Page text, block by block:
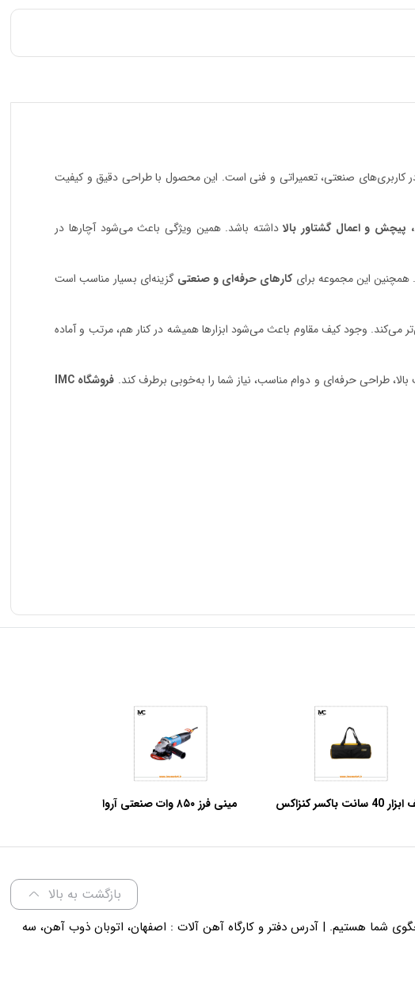
کاربری‌های صنعتی، تعمیراتی و فنی است. این محصول با طراحی دقیق و کیفیت
و اعمال گشتاور بالاداشته باشد. همین ویژگی باعث می‌شود آچارها در
همچنین این مجموعه برایکارهای حرفه‌ای و صنعتی گزینه‌ای بسیار مناسب است
می‌کند. وجود کیف مقاوم باعث می‌شود ابزارها همیشه در کنار هم، مرتب و آماده
طراحی حرفه‌ای و دوام مناسب، نیاز شما را به‌خوبی برطرف کند.
فروشگاه IMC
کيف ابزار 40 سانت باکسر کنزاکس
مینی فرز ۸۵۰ وات صنعتی آروا
بازگشت به بالا
هفته، ساعت 10 الی 18 پاسخگوی شما هستیم. | آدرس دفتر و کارگاه آهن آلات : اصفهان، اتوبان ذوب آهن، سه